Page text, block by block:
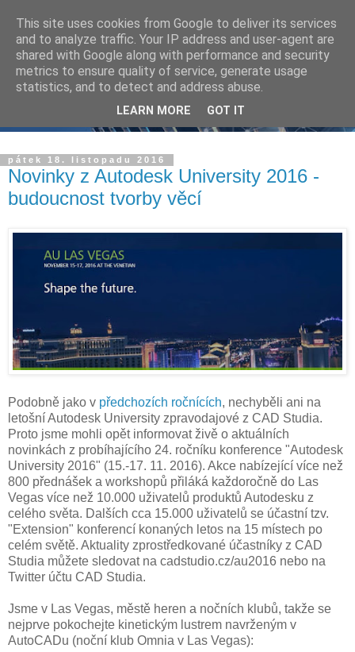
pátek 18. listopadu 2016
Novinky z Autodesk University 2016 -
budoucnost tvorby věcí
Podobně jako v předchozích ročnících, nechyběli ani na
letošní Autodesk University zpravodajové z CAD Studia.
Proto jsme mohli opět informovat živě o aktuálních
novinkách z probíhajícího 24. ročníku konference "Autodesk
University 2016" (15.-17. 11. 2016). Akce nabízející více než
800 přednášek a workshopů přiláká každoročně do Las
Vegas více než 10.000 uživatelů produktů Autodesku z
celého světa. Dalších cca 15.000 uživatelů se účastní tzv.
"Extension" konferencí konaných letos na 15 místech po
celém světě. Aktuality zprostředkované účastníky z CAD
Studia můžete sledovat na cadstudio.cz/au2016 nebo na
Twitter účtu CAD Studia.
Jsme v Las Vegas, městě heren a nočních klubů, takže se
nejprve pokochejte kinetickým lustrem navrženým v
AutoCADu (noční klub Omnia v Las Vegas):
This site uses cookies from Google to deliver its services
and to analyze traffic. Your IP address and user-agent are
shared with Google along with performance and security
metrics to ensure quality of service, generate usage
statistics, and to detect and address abuse.
LEARN MORE GOT IT